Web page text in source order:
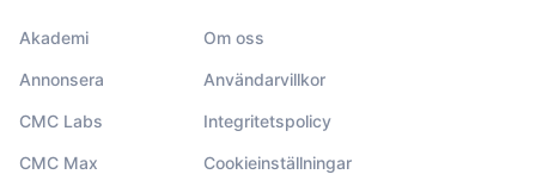
Akademi
Annonsera
CMC Labs
CMC Max
Om oss
Användarvillkor
Integritetspolicy
Cookieinställningar